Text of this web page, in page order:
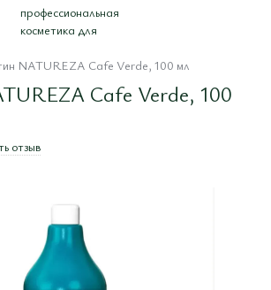
NATUREZA Cafe Verde, 100 мл
Cafe Verde, 100
отзыв